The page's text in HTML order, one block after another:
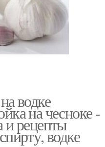
водке
на чесноке -
и рецепты
водке